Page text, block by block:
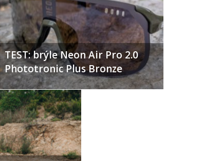
TEST: brýle Neon Air Pro 2.0
Phototronic Plus Bronze